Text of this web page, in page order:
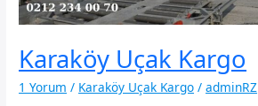
Karaköy Uçak Kargo
1 Yorum / Karaköy Uçak Kargo /adminRZ